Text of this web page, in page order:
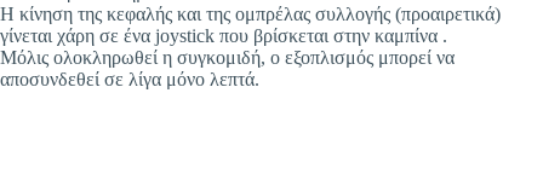
Η κίνηση της κεφαλής και της ομπρέλας συλλογής (προαιρετικά)
γίνεται χάρη σε ένα joystick που βρίσκεται στην καμπίνα .
Μόλις ολοκληρωθεί η συγκομιδή, ο εξοπλισμός μπορεί να
αποσυνδεθεί σε λίγα μόνο λεπτά.